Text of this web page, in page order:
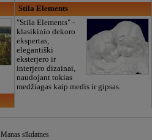
Stila Elements
"Stila Elements" -
klasikinio dekoro
ekspertas,
elegantiški
eksterjero ir
interjero dizainai,
naudojant tokias
medžiagas kaip medis ir gipsas.
Manas sīkdatnes